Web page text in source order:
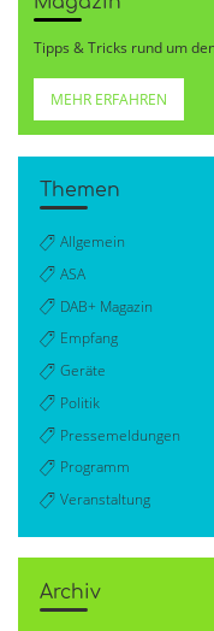
Tipps & Tricks rund um
MEHR ERFAHREN
Themen
Allgemein
ASA
DAB+ Magazin
Empfang
Geräte
Politik
Pressemeldungen
Programm
Veranstaltung
Archiv